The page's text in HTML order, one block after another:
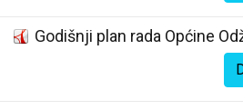
Godišnji plan rada Općine